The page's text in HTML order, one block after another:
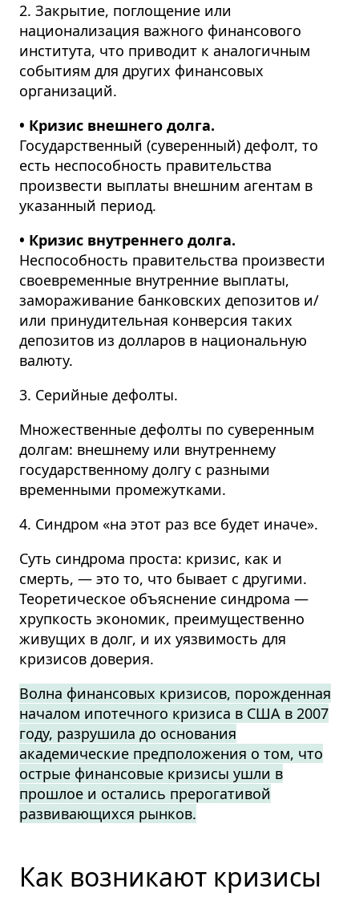
2. Закрытие, поглощение или
национализация важного финансового
института, что приводит к аналогичным
событиям для других финансовых
организаций.
• Кризис внешнего долга.
Государственный (суверенный) дефолт, то
есть неспособность правительства
произвести выплаты внешним агентам в
указанный период.
• Кризис внутреннего долга.
Неспособность правительства произвести
своевременные внутренние выплаты,
замораживание банковских депозитов и/
или принудительная конверсия таких
депозитов из долларов в национальную
валюту.
3. Серийные дефолты.
Множественные дефолты по суверенным
долгам: внешнему или внутреннему
государственному долгу с разными
временными промежутками.
4. Синдром «на этот раз все будет иначе».
Суть синдрома проста: кризис, как и
смерть, — это то, что бывает с другими.
Теоретическое объяснение синдрома —
хрупкость экономик, преимущественно
живущих в долг, и их уязвимость для
кризисов доверия.
Волна финансовых кризисов, порожденная
началом ипотечного кризиса в США в 2007
году, разрушила до основания
академические предположения о том, что
острые финансовые кризисы ушли в
прошлое и остались прерогативой
развивающихся рынков.
Как возникают кризисы